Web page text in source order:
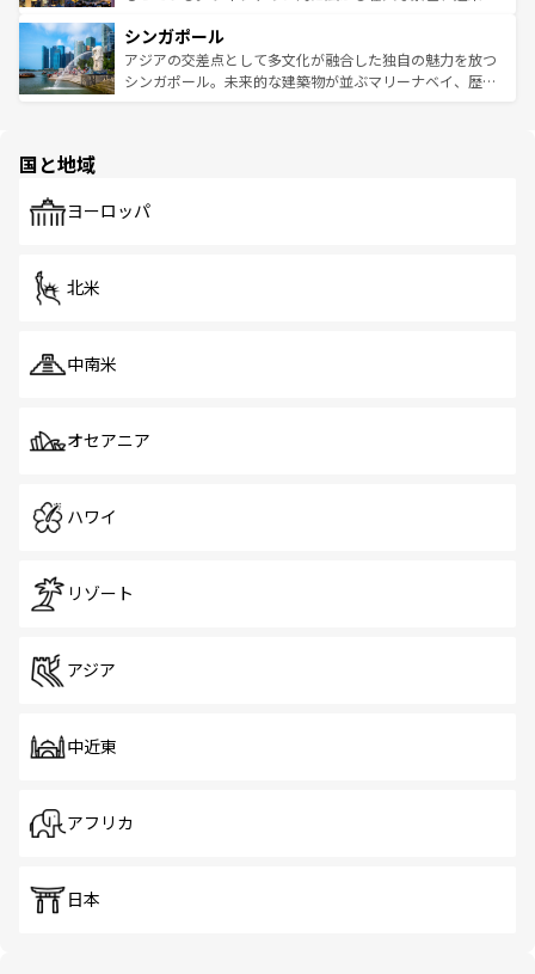
参照してほしい。
激する。気候は一年中温暖で、どの季節にも異なる楽しみ
が待っている。親しみやすいタイの人々、仏教を中心とし
た文化、そして多様な観光資源が、訪れる旅人を魅了し続
み、どこを訪れても感動するはず。観光スポットが密集し
ており、効率よく見どころを回れるのも魅力。息をのむよ
うな絶景から文化的な体験まで、香港を存分に楽しみ尽く
シンガポール
アジアの交差点として多文化が融合した独自の魅力を放つ
シンガポール。未来的な建築物が並ぶマリーナベイ、歴史
で、ホーカーズは地元の風情を楽しめる外せないスポット
国と地域
ヨーロッパ
北米
中南米
オセアニア
ハワイ
リゾート
アジア
中近東
アフリカ
日本